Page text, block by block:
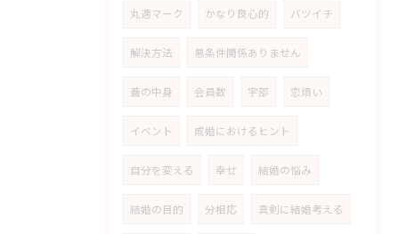
丸適マーク かなり良心的 バツイチ
解決方法 悪条件関係ありません
蓋の中身 会員数 宇部 恋煩い
イベント 成婚におけるヒント
自分を変える 幸せ 結婚の悩み
結婚の目的 分相応 真剣に結婚考える